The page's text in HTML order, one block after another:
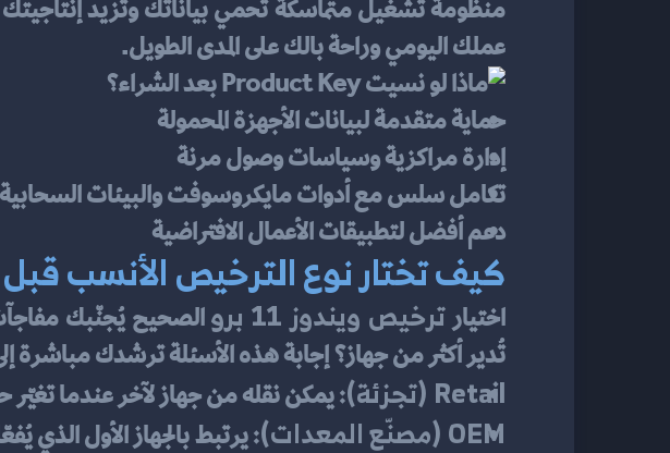
عملك اليومي وراحة بالك على المدى الطويل.
حماية متقدمة لبيانات الأجهزة المحمولة
إدارة مراكزية وسياسات وصول مرنة
تكامل سلس مع أدوات مايكروسوفت والبيئات السحابية
دعم أفضل لتطبيقات الأعمال الافتراضية
كيف تختار نوع الترخيص الأنسب
اختيار ترخيص ويندوز 11 برو
تُدير أكثر من جهاز؟ إجابة هذه الأسئلة ترشدك مباشرة
Retail (تجزئة): يمكن نقله من جهاز لآخر عندما
OEM (مصنّع المعدات):